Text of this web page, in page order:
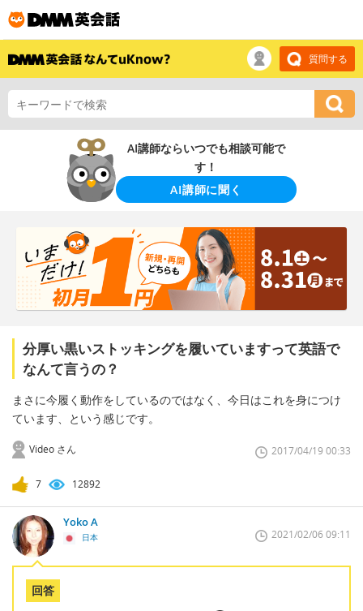
質問する
AI講師ならいつでも相談可能で
す！
AI講師に聞く
分厚い黒いストッキングを履いていますって英語で
なんて言うの？
まさに今履く動作をしているのではなく、今日はこれを身につけ
ています、という感じです。
Video さん 2017/04/19 00:33
7 12892
Yoko A
日本 2021/02/06 09:11
回答